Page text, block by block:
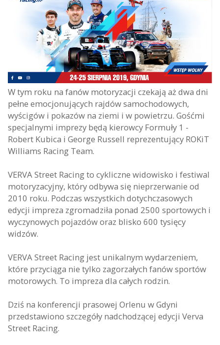
W tym roku na fanów motoryzacji czekają aż dwa dni
pełne emocjonujących rajdów samochodowych,
wyścigów i pokazów na ziemi i w powietrzu. Gośćmi
specjalnymi imprezy będą kierowcy Formuły 1 -
Robert Kubica i George Russell reprezentujący ROKiT
Williams Racing Team.
VERVA Street Racing to cykliczne widowisko i festiwal
motoryzacyjny, który odbywa się nieprzerwanie od
2010 roku. Podczas wszystkich dotychczasowych
edycji impreza zgromadziła ponad 2500 sportowych i
wyczynowych pojazdów oraz blisko 600 tysięcy
widzów.
VERVA Street Racing jest unikalnym wydarzeniem,
które przyciąga nie tylko zagorzałych fanów sportów
motorowych. To impreza dla całych rodzin.
Dziś na konferencji prasowej Orlenu w Gdyni
przedstawiono szczegóły nadchodzącej edycji Verva
Street Racing.